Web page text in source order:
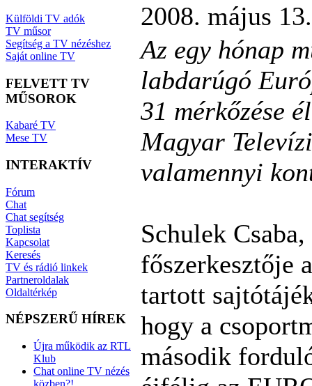
Külföldi TV adók
TV műsor
Segítség a TV nézéshez
Saját online TV
FELVETT TV
MŰSOROK
Kabaré TV
Mese TV
INTERAKTÍV
Fórum
Chat
Chat segítség
Toplista
Kapcsolat
Keresés
TV és rádió linkek
Partneroldalak
Oldaltérkép
NÉPSZERŰ HÍREK
Újra működik az RTL
Klub
Chat online TV nézés
2008. május 13.
Az egy hónap
labdarúgó
31 mérkőzése
Magyar
valamennyi
Schulek
főszerkesztője
tartott
hogy a
második